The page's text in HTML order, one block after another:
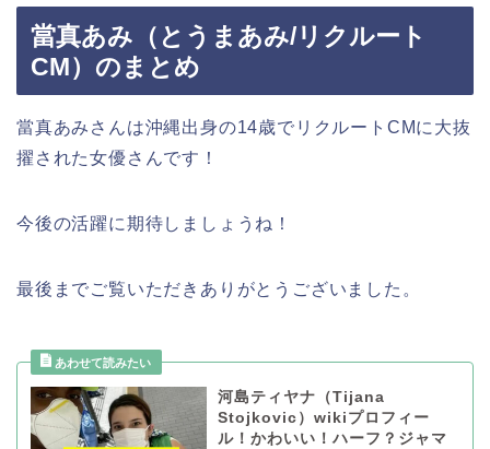
當真あみ（とうまあみ/リクルート
CM）のまとめ
當真あみさんは沖縄出身の14歳でリクルートCMに大抜
擢された女優さんです！
今後の活躍に期待しましょうね！
最後までご覧いただきありがとうございました。
河島ティヤナ（Tijana
Stojkovic）wikiプロフィー
ル！かわいい！ハーフ？ジャマ